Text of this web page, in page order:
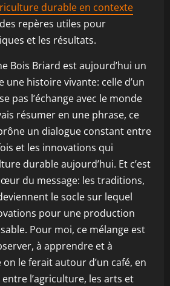
durable en contexte
repères utiles pour
et les résultats.
Bois Briard est aujourd’hui un
une histoire vivante: celle d’un
pas l’échange avec le monde
résumer en une phrase, ce
un dialogue constant entre
et les innovations qui
durable aujourd’hui. Et c’est
du message: les traditions,
le socle sur lequel
pour une production
Pour moi, ce mélange est
à apprendre et à
le ferait autour d’un café, en
l’agriculture, les arts et